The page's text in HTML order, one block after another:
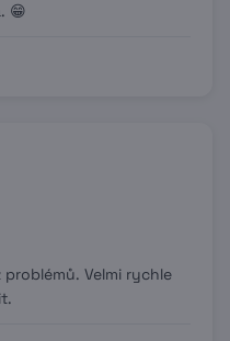
😁
Velmi rychle